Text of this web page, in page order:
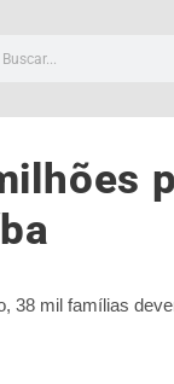
38 mil famílias